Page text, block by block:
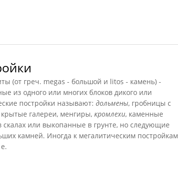
греч. megas - большой и litos - камень) -
из одного или многих блоков дикого или
постройки называют: дольмены, гробницы с
галереи, менгиры, кромлехи, каменные
или выкопанные в грунте, но следующие
камней. Иногда к мегалитическим постройкам